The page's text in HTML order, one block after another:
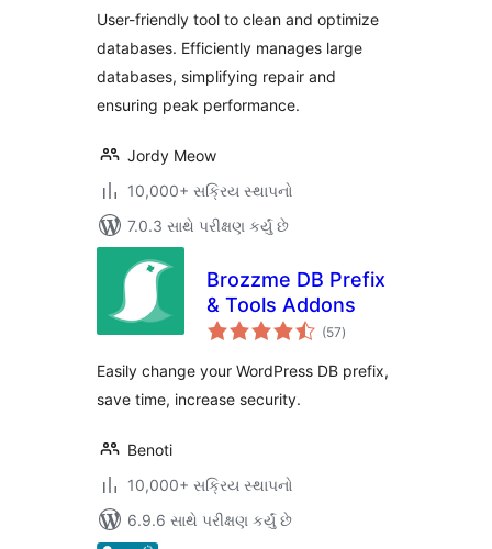
User-friendly tool to clean and optimize
databases. Efficiently manages large
databases, simplifying repair and
ensuring peak performance.
Jordy Meow
10,000+ સક્રિય સ્થાપનો
7.0.3 સાથે પરીક્ષણ કર્યું છે
Brozzme DB Prefix
& Tools Addons
(57કુલ
રેટિંગ્સ
)
Easily change your WordPress DB prefix,
save time, increase security.
Benoti
10,000+ સક્રિય સ્થાપનો
6.9.6 સાથે પરીક્ષણ કર્યું છે